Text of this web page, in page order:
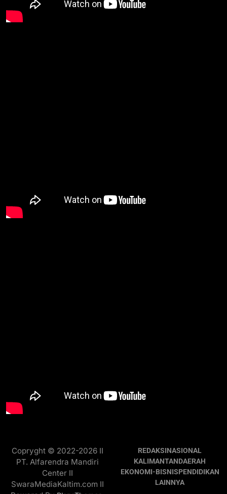
Copryght © 2022-2026 II
PT. Alfarendra Mandiri
Center II
SwaraMediaKaltim.com II
REDAKSINASIONAL
KALIMANTANDAERAH
EKONOMI-BISNISPENDIDIKAN
LAINNYA